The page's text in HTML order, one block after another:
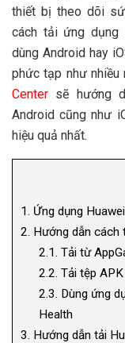
thiết bị theo dõi
cách tải ứng dụng
dùng Android hay
phức tạp như nhiều
Center sẽ hướng
Android cũng như
hiệu quả nhất.
1.
Ứng dụng
2. Hướng dẫn cách
2.1. Tải từ
2.2. Tải tệp
2.3. Dùng ứng
Health
3. Hướng dẫn tải